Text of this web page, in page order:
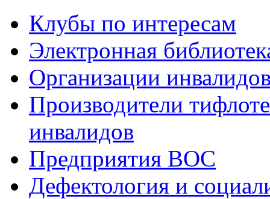
Клубы по интересам
Электронная
Организации
Производители
инвалидов
Предприятия ВОС
Дефектология и